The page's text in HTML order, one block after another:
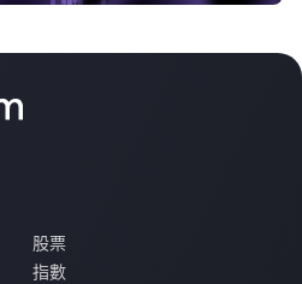
股票
指數